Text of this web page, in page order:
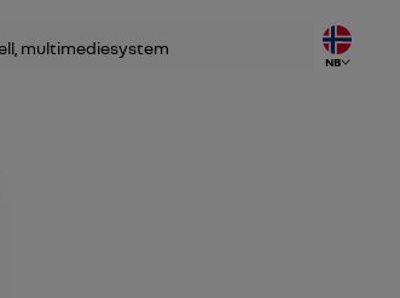
NB